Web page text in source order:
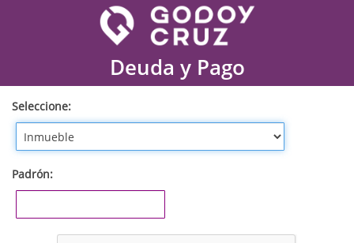
Deuda y Pago
Seleccione
Padrón